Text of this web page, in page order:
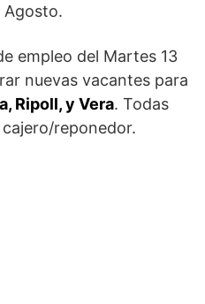
Agosto.
empleo del Martes 13
nuevas vacantes para
Ripoll, y Vera. Todas
reponedor.